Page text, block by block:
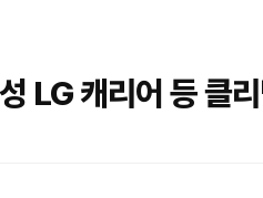
LG 캐리어 등 클